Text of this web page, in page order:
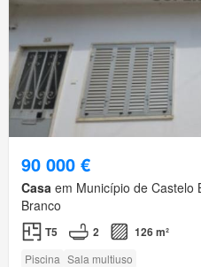
90 000 €
Casa em Município de Castelo
Branco
T5 2 126 m²
Piscina Sala multiuso